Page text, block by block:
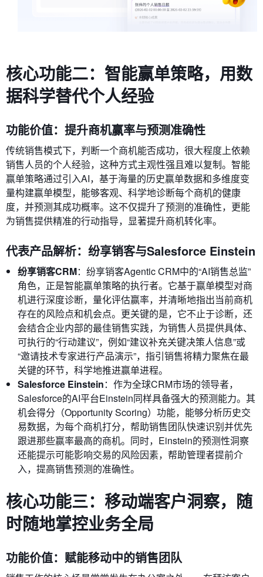
核心功能二：智能赢单策略，用数
据科学替代个人经验
功能价值：提升商机赢率与预测准确性
传统销售模式下，判断一个商机能否成功，很大程度上依赖
销售人员的个人经验，这种方式主观性强且难以复制。智能
赢单策略通过引入AI，基于海量的历史赢单数据和多维度变
量构建赢单模型，能够客观、科学地诊断每个商机的健康
度，并预测其成功概率。这不仅提升了预测的准确性，更能
为销售提供精准的行动指导，显著提升商机转化率。
代表产品解析：纷享销客与Salesforce Einstein
纷享销客CRM：纷享销客Agentic CRM中的“AI销售总监”
角色，正是智能赢单策略的执行者。它基于赢单模型对商
机进行深度诊断，量化评估赢率，并清晰地指出当前商机
存在的风险点和机会点。更关键的是，它不止于诊断，还
会结合企业内部的最佳销售实践，为销售人员提供具体、
可执行的“行动建议”，例如“建议补充关键决策人信息”或
“邀请技术专家进行产品演示”，指引销售将精力聚焦在最
关键的环节，科学地推进赢单进程。
Salesforce Einstein：作为全球CRM市场的领导者，
Salesforce的AI平台Einstein同样具备强大的预测能力。其
机会得分（Opportunity Scoring）功能，能够分析历史交
易数据，为每个商机打分，帮助销售团队快速识别并优先
跟进那些赢率最高的商机。同时，Einstein的预测性洞察
还能提示可能影响交易的风险因素，帮助管理者提前介
入，提高销售预测的准确性。
核心功能三：移动端客户洞察，随
时随地掌控业务全局
功能价值：赋能移动中的销售团队